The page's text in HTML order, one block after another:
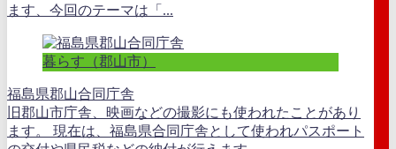
ます、今回のテーマは「...
暮らす（郡山市）
福島県郡山合同庁舎
旧郡山市庁舎、映画などの撮影にも使われたことがあり
ます。 現在は、福島県合同庁舎として使われパスポート